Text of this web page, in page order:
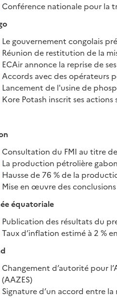
Conférence nationale pour la
Le gouvernement congolais
Réunion de restitution de la
ECAir annonce la reprise de
Accords avec des opérateurs
Lancement de l'usine de
Kore Potash inscrit ses
Consultation du FMI au titre
La production pétrolière
Hausse de 76 % de la
Mise en œuvre des
équatoriale
Publication des résultats du
Taux d’inflation estimé à 2 %
Changement d’autorité pour
(AAZES)
Signature d’un accord entre